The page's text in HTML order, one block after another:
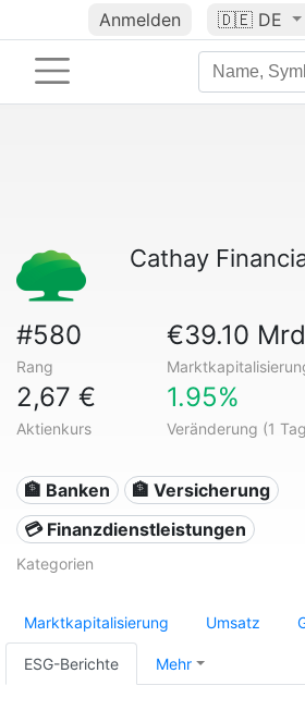
Anmelden 🇩🇪 DE
Cathay
#580
Rang
€39.10
2,67 €
Aktienkurs
1.95%
Veränderung (1
🏦 Banken
🏦 Versicherung
💳 Finanzdienstleistungen
Kategorien
Marktkapitalisierung Umsatz
ESG-Berichte Mehr